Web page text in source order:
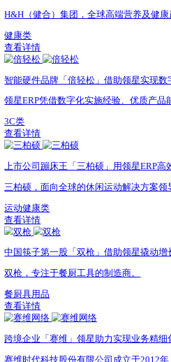
查看详情
家居品牌「太力」借助领星ERP
太力，真空收纳专家，为全球亿
家居用品类
查看详情
晨光，全球最大的文具制造商之
文具用品
查看详情
纳思达，连续3年上榜中国上市
制造业